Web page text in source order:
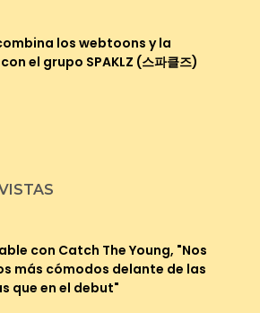
combina los webtoons y la
el grupo SPAKLZ (스파클즈)
con Catch The Young, "Nos
más cómodos delante de las
que en el debut"